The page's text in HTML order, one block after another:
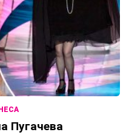
Пугачева